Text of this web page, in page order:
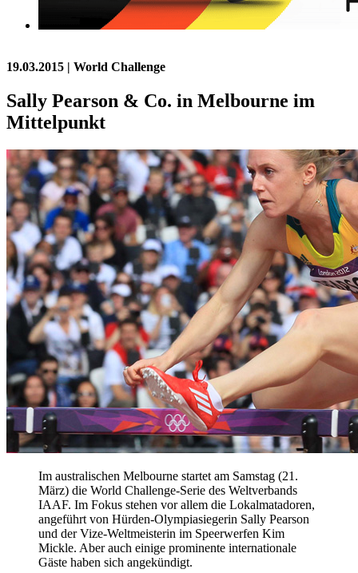
19.03.2015 | World Challenge
Sally Pearson & Co. in Melbourne im
Mittelpunkt
Im australischen Melbourne startet am Samstag (21.
März) die World Challenge-Serie des Weltverbands
IAAF. Im Fokus stehen vor allem die Lokalmatadoren,
angeführt von Hürden-Olympiasiegerin Sally Pearson
und der Vize-Weltmeisterin im Speerwerfen Kim
Mickle. Aber auch einige prominente internationale
Gäste haben sich angekündigt.